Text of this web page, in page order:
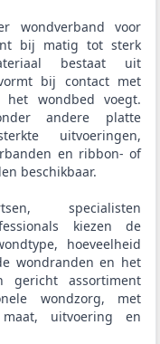
wondverband voor
bij matig tot sterk
bestaat uit
bij contact met
wondbed voegt.
andere platte
uitvoeringen,
en ribbon- of
beschikbaar.
specialisten
kiezen de
hoeveelheid
wondranden en het
gericht assortiment
wondzorg, met
uitvoering en